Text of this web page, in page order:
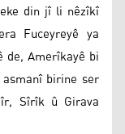
din jî li nêzîkî
Fuceyreyê ya
Amerîkayê bi
birine ser
Sîrîk û Girava